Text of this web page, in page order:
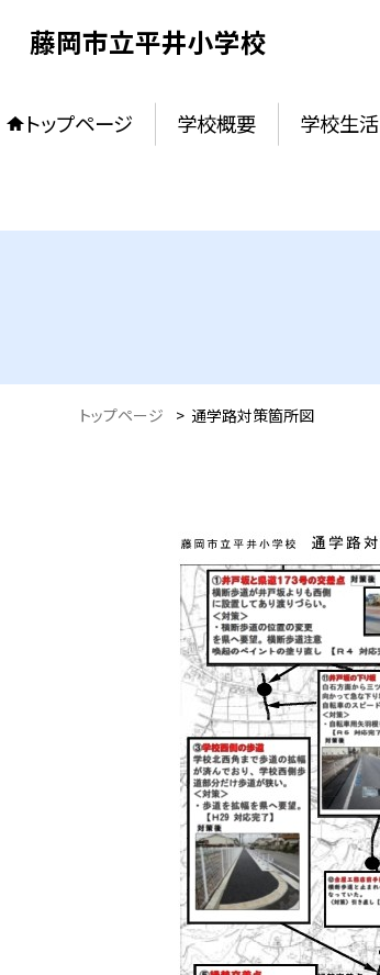
藤岡市立平井小学校
トップページ 学校概要 学校生活
トップページ > 通学路対策箇所図